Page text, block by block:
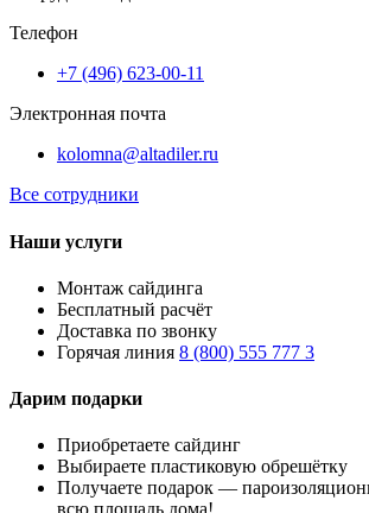
Телефон
+7 (496) 623-00-11
Электронная почта
kolomna@altadiler.ru
Все сотрудники
Наши услуги
Монтаж сайдинга
Бесплатный расчёт
Доставка по звонку
Горячая линия 8 (800) 555 777 3
Дарим подарки
Приобретаете сайдинг
Выбираете пластиковую обрешётку
Получаете подарок —